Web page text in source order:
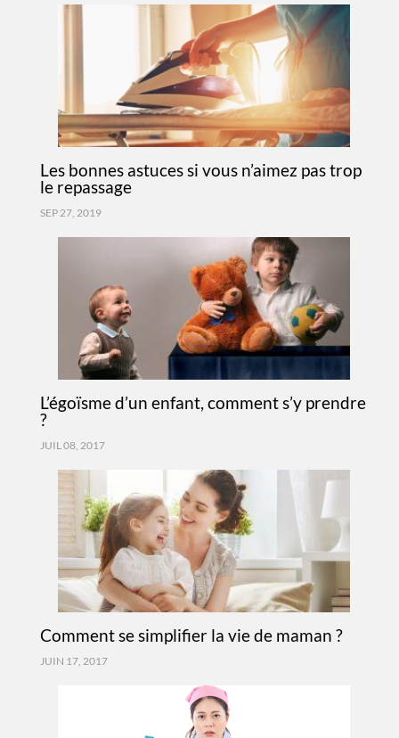
Les bonnes astuces si vous n’aimez pas trop
le repassage
SEP 27, 2019
L’égoïsme d’un enfant, comment s’y prendre
?
JUIL 08, 2017
Comment se simplifier la vie de maman ?
JUIN 17, 2017